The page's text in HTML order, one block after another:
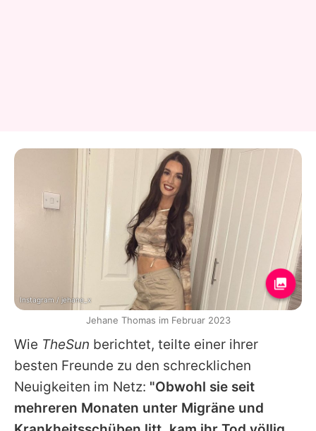
Wie TheSun berichtet, teilte einer ihrer
besten Freunde zu den schrecklichen
Neuigkeiten im Netz: "Obwohl sie seit
mehreren Monaten unter Migräne und
Instagram / jehane_x
Jehane Thomas im Februar 2023